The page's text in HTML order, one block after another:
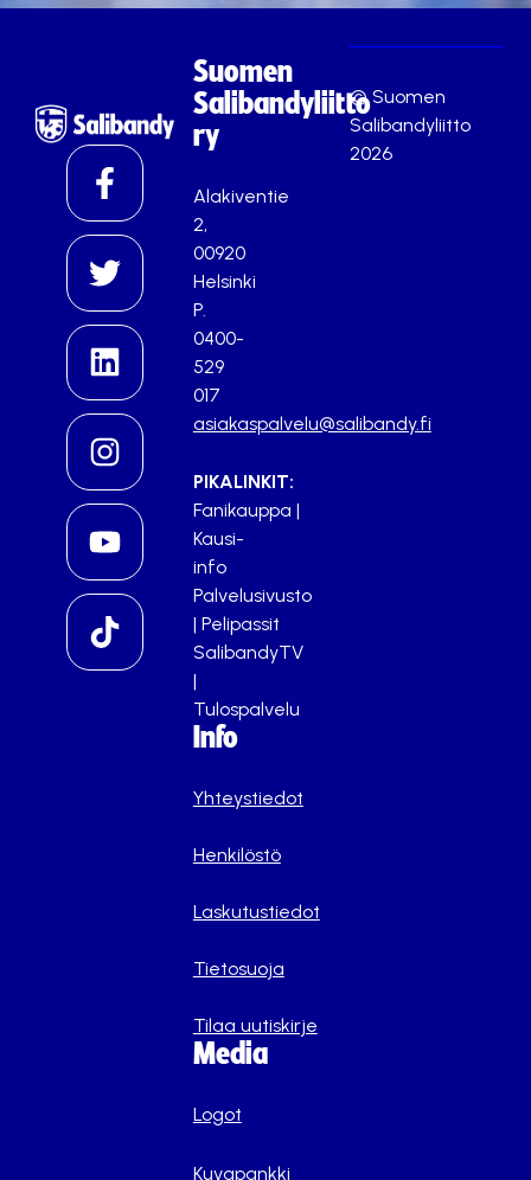
Suomen
Salibandyliitto
ry
Alakiventie
2,
00920
Helsinki
P.
0400-
529
017
asiakaspalvelu@salibandy.fi
PIKALINKIT:
Fanikauppa |
Kausi-
info
Palvelusivusto
| Pelipassit
SalibandyTV
|
Tulospalvelu
Info
Yhteystiedot
Henkilöstö
Laskutustiedot
Tietosuoja
Tilaa uutiskirje
Media
Logot
Kuvapankki
© Suomen
Salibandyliitto
2026